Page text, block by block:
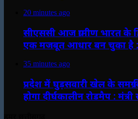
20 minutes ago
सीएससी आज ग्रामीण भारत के
एक मजबूत आधार बन चुका है :
35 minutes ago
प्रदेश में घुड़सवारी खेल के समग्र
होगा दीर्घकालीन रोडमैप : मंत्री